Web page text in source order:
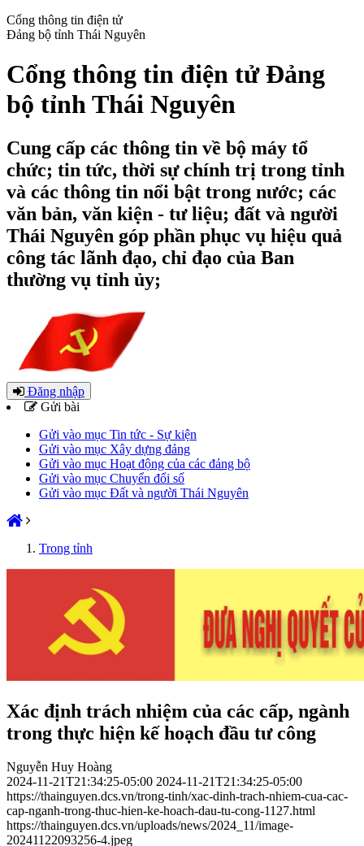
Cổng thông tin điện tử
Đảng bộ tỉnh Thái Nguyên
Cổng thông tin điện tử Đảng
bộ tỉnh Thái Nguyên
Cung cấp các thông tin về bộ máy tổ
chức; tin tức, thời sự chính trị trong tỉnh
và các thông tin nổi bật trong nước; các
văn bản, văn kiện - tư liệu; đất và người
Thái Nguyên góp phần phục vụ hiệu quả
công tác lãnh đạo, chỉ đạo của Ban
thường vụ tỉnh ủy;
Đăng nhập
Gửi bài
Gửi vào mục Tin tức - Sự kiện
Gửi vào mục Xây dựng đảng
Gửi vào mục Hoạt động của các đảng bộ
Gửi vào mục Chuyển đổi số
Gửi vào mục Đất và người Thái Nguyên
Trong tỉnh
Xác định trách nhiệm của các cấp, ngành
trong thực hiện kế hoạch đầu tư công
Nguyễn Huy Hoàng
2024-11-21T21:34:25-05:00 2024-11-21T21:34:25-05:00
https://thainguyen.dcs.vn/trong-tinh/xac-dinh-trach-nhiem-cua-cac-
cap-nganh-trong-thuc-hien-ke-hoach-dau-tu-cong-1127.html
https://thainguyen.dcs.vn/uploads/news/2024_11/image-
20241122093256-4.jpeg